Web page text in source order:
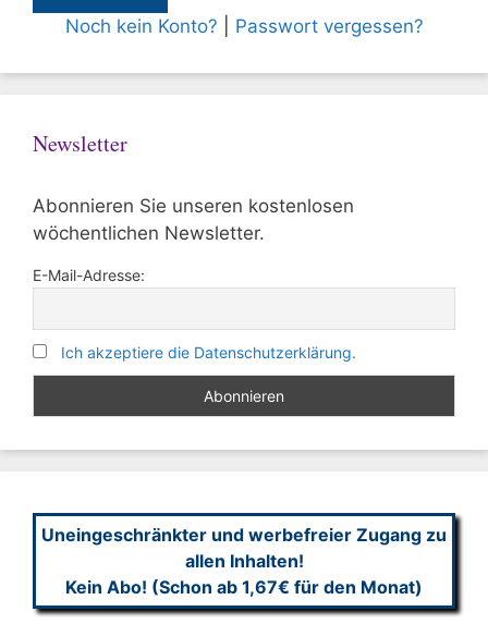
Noch kein Konto? Passwort vergessen?
Newsletter
Abonnieren Sie unseren kostenlosen
wöchentlichen Newsletter.
E-Mail-Adresse:
Ich akzeptiere die Datenschutzerklärung.
Uneingeschränkter und werbefreier Zugang zu
allen Inhalten!
Kein Abo! (Schon ab 1,67€ für den Monat)